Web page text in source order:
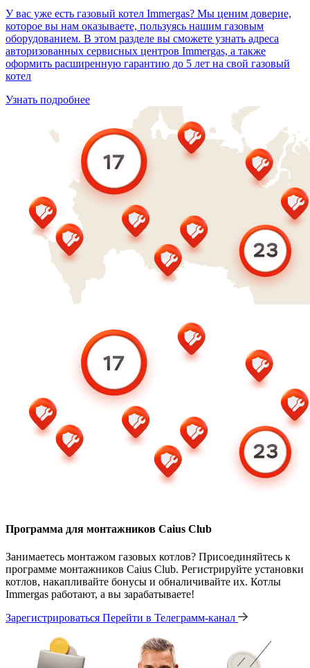
У вас уже есть газовый котел Immergas? Мы ценим доверие,
которое вы нам оказываете, пользуясь нашим газовым
оборудованием. В этом разделе вы сможете узнать адреса
авторизованных сервисных центров Immergas, а также
оформить расширенную гарантию до 5 лет на свой газовый
котел
Узнать подробнее
Программа для монтажников Caius Club
Занимаетесь монтажом газовых котлов? Присоединяйтесь к
программе монтажников Caius Club. Регистрируйте установки
котлов, накапливайте бонусы и обналичивайте их. Котлы
Immergas работают, а вы зарабатываете!
Зарегистрироваться Перейти в Телеграмм-канал